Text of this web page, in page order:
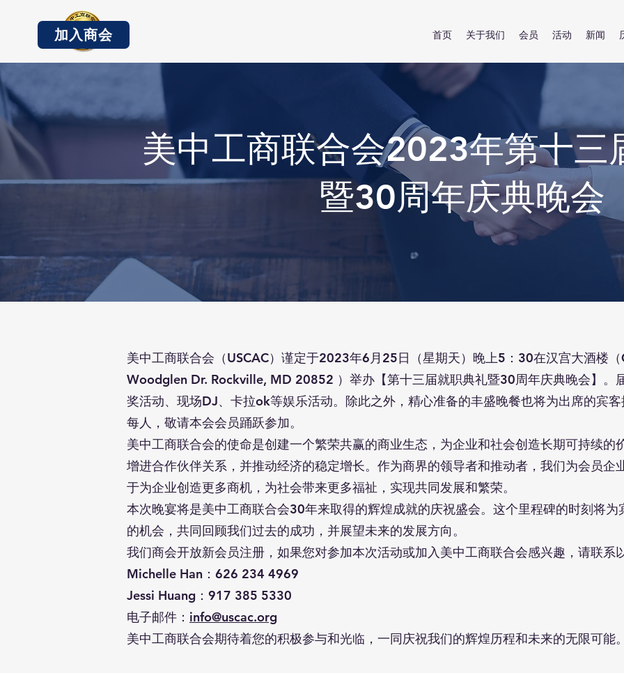
加入商会 首页 关于我们 会员 活动 新闻
美中工商联合会2023年第十三
暨30周年庆典晚会
美中工商联合会（USCAC）谨定于2023年6月25日（星期天）晚上5：30在汉宫大酒楼
Woodglen Dr. Rockville, MD 20852 ）举办【第十三届就职典礼暨30周年庆典晚会】。
奖活动、现场DJ、卡拉ok等娱乐活动。除此之外，精心准备的丰盛晚餐也将为出席的宾
每人，敬请本会会员踊跃参加。
美中工商联合会的使命是创建一个繁荣共赢的商业生态，为企业和社会创造长期可持续的
增进合作伙伴关系，并推动经济的稳定增长。作为商界的领导者和推动者，我们为会员企
于为企业创造更多商机，为社会带来更多福祉，实现共同发展和繁荣。
本次晚宴将是美中工商联合会30年来取得的辉煌成就的庆祝盛会。这个里程碑的时刻将
的机会，共同回顾我们过去的成功，并展望未来的发展方向。
我们商会开放新会员注册，如果您对参加本次活动或加入美中工商联合会感兴趣，请联系
Michelle Han：626 234 4969
Jessi Huang：917 385 5330
电子邮件： info@uscac.org
美中工商联合会期待着您的积极参与和光临，一同庆祝我们的辉煌历程和未来的无限可能